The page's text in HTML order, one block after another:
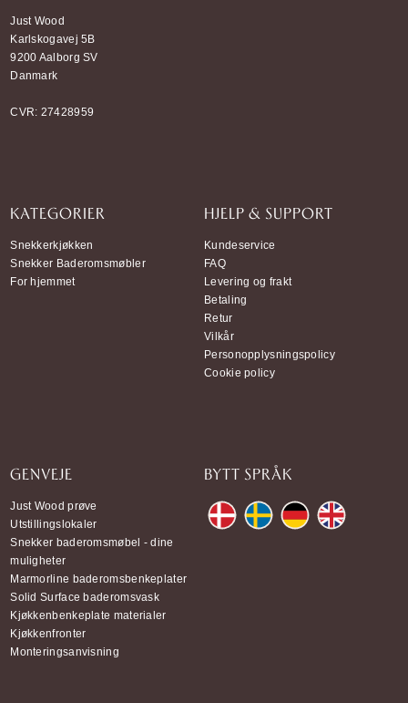
Just Wood
Karlskogavej 5B
9200 Aalborg SV
Danmark
CVR: 27428959
KATEGORIER
Snekkerkjøkken
Snekker Baderomsmøbler
For hjemmet
HJELP & SUPPORT
Kundeservice
FAQ
Levering og frakt
Betaling
Retur
Vilkår
Personopplysningspolicy
Cookie policy
GENVEJE
Just Wood prøve
Utstillingslokaler
Snekker baderomsmøbel - dine
muligheter
Marmorline baderomsbenkeplater
Solid Surface baderomsvask
Kjøkkenbenkeplate materialer
Kjøkkenfronter
Monteringsanvisning
BYTT SPRÅK